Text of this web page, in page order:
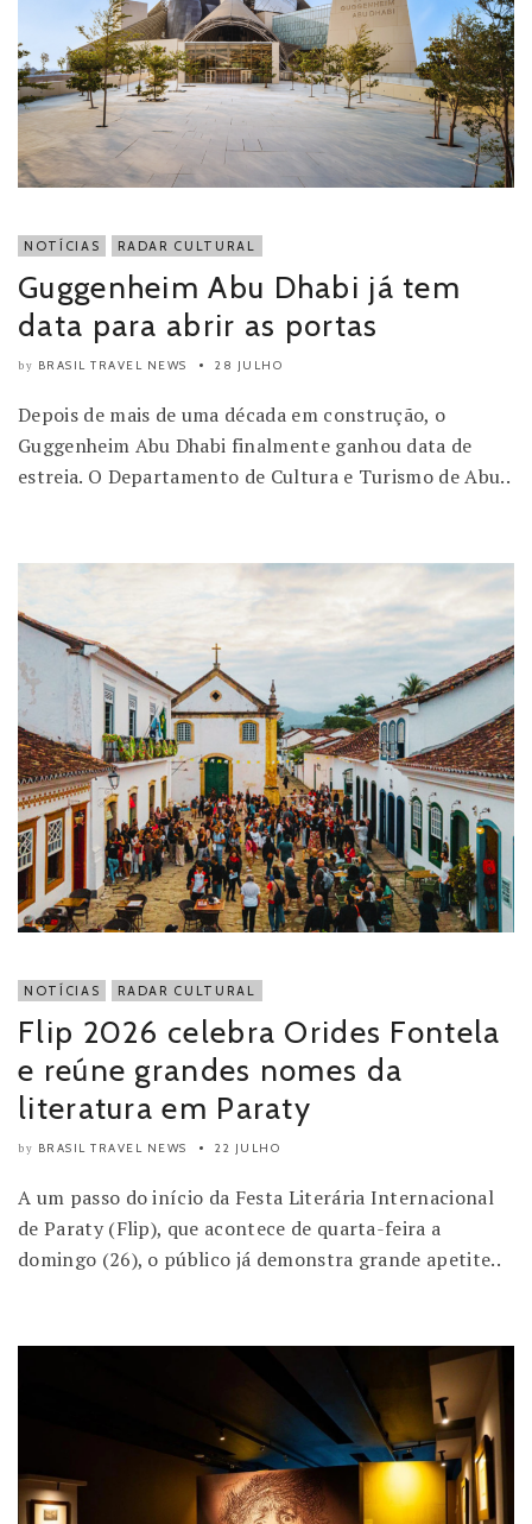
NOTÍCIAS RADAR CULTURAL
Guggenheim Abu Dhabi já tem
data para abrir as portas
by BRASIL TRAVEL NEWS 28 JULHO
Depois de mais de uma década em construção, o
Guggenheim Abu Dhabi finalmente ganhou data de
estreia. O Departamento de Cultura e Turismo de Abu..
NOTÍCIAS RADAR CULTURAL
Flip 2026 celebra Orides Fontela
e reúne grandes nomes da
literatura em Paraty
by BRASIL TRAVEL NEWS 22 JULHO
A um passo do início da Festa Literária Internacional
de Paraty (Flip), que acontece de quarta-feira a
domingo (26), o público já demonstra grande apetite..